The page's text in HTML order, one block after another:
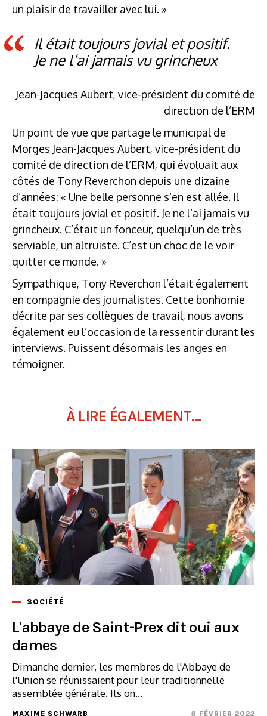
un plaisir de travailler avec lui. »
Il était toujours jovial et positif.
Je ne l’ai jamais vu grincheux
Jean-Jacques Aubert, vice-président du comité de
direction de l’ERM
Un point de vue que partage le municipal de
Morges Jean-Jacques Aubert, vice-président du
comité de direction de l’ERM, qui évoluait aux
côtés de Tony Reverchon depuis une dizaine
d’années: « Une belle personne s’en est allée. Il
était toujours jovial et positif. Je ne l’ai jamais vu
grincheux. C’était un fonceur, quelqu’un de très
serviable, un altruiste. C’est un choc de le voir
quitter ce monde. »
Sympathique, Tony Reverchon l’était également
en compagnie des journalistes. Cette bonhomie
décrite par ses collègues de travail, nous avons
également eu l’occasion de la ressentir durant les
interviews. Puissent désormais les anges en
témoigner.
À LIRE ÉGALEMENT...
SOCIÉTÉ
L'abbaye de Saint-Prex dit oui aux
dames
Dimanche dernier, les membres de l'Abbaye de
l'Union se réunissaient pour leur traditionnelle
assemblée générale. Ils on...
MAXIME SCHWARB 8 FÉVRIER 2022